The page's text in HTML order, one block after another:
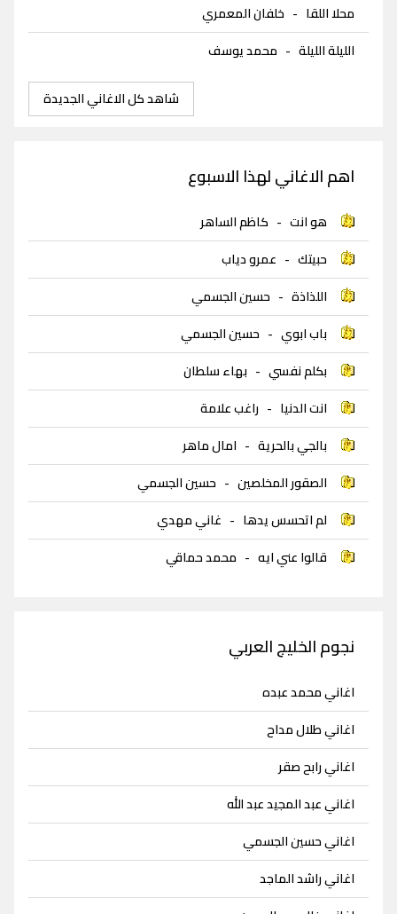
محلا اللقا - خلفان المعمري
الليلة الليلة - محمد يوسف
شاهد كل الاغاني الجديدة
اهم الاغاني لهذا الاسبوع
هو انت - كاظم الساهر
حبيتك - عمرو دياب
اللذاذة - حسين الجسمي
باب ابوي - حسين الجسمي
بكلم نفسي - بهاء سلطان
انت الدنيا - راغب علامة
بالجي بالحرية - امال ماهر
الصقور المخلصين - حسين الجسمي
لم اتحسس يدها - غاني مهدي
قالوا عني ايه - محمد حماقي
نجوم الخليج العربي
اغاني محمد عبده
اغاني طلال مداح
اغاني رابح صقر
اغاني عبد المجيد عبد الله
اغاني حسين الجسمي
اغاني راشد الماجد